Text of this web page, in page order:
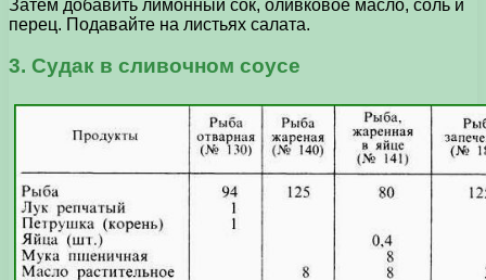
Затем добавить лимонный сок, оливковое масло, соль и
перец. Подавайте на листьях салата.
3. Судак в сливочном соусе